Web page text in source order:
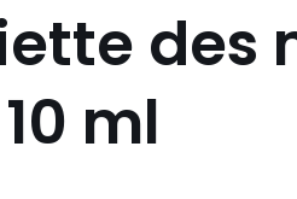
des
ml